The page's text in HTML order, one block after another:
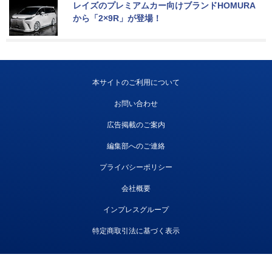
レイズのプレミアムカー向けブランドHOMURA
から「2×9R」が登場！
本サイトのご利用について
お問い合わせ
広告掲載のご案内
編集部へのご連絡
プライバシーポリシー
会社概要
インプレスグループ
特定商取引法に基づく表示